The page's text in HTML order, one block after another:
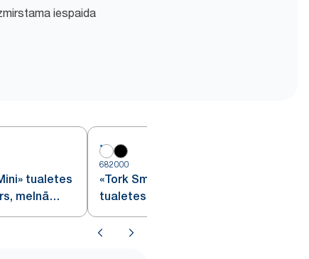
iespaida
tualetes
melnā
682000
«Tork SmartOne® Twin Mini»
tualetes papīra ruļļu dozators,
baltā krāsā